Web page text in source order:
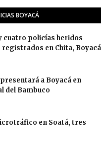
BOYACÁ
cuatro policías heridos
en Chita, Boyacá
a Boyacá en
del Bambuco
en Soatá, tres